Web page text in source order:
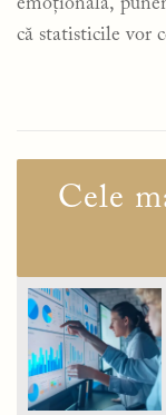
emoțională,
că statisticile vor
Cele